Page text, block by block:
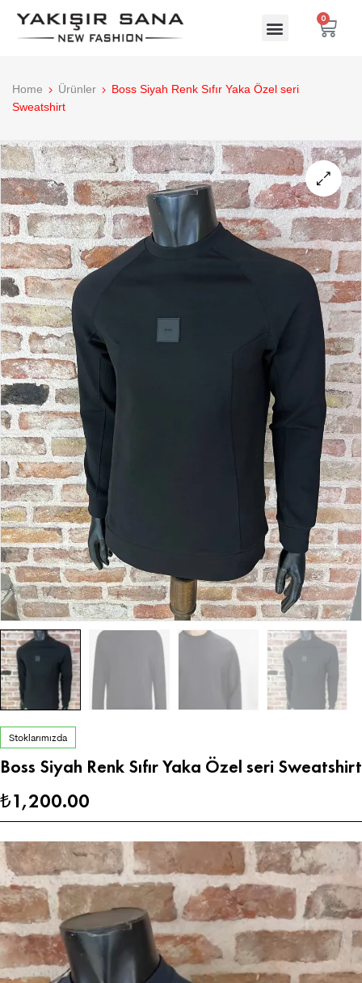
0
Home Ürünler
Boss Siyah Renk Sıfır Yaka Özel seri
Sweatshirt
Stoklarımızda
Boss Siyah Renk Sıfır Yaka Özel seri Sweatshirt
₺1,200.00
Video
oynatıcı